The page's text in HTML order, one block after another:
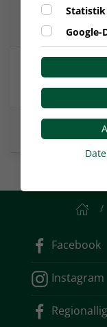
3:2! Neuling
Sportfreunde
Erfolgreicher
Bonner SC 2:1
Regionalliga
Facebook
Instagram
Statistik
Google-